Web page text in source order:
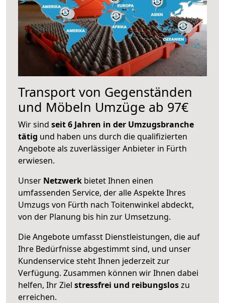
Transport von Gegenständen
und Möbeln Umzüge ab 97€
Wir sind seit 6 Jahren in der Umzugsbranche
tätig und haben uns durch die qualifizierten
Angebote als zuverlässiger Anbieter in Fürth
erwiesen.
Unser Netzwerk bietet Ihnen einen
umfassenden Service, der alle Aspekte Ihres
Umzugs von Fürth nach Toitenwinkel abdeckt,
von der Planung bis hin zur Umsetzung.
Die Angebote umfasst Dienstleistungen, die auf
Ihre Bedürfnisse abgestimmt sind, und unser
Kundenservice steht Ihnen jederzeit zur
Verfügung. Zusammen können wir Ihnen dabei
helfen, Ihr Ziel stressfrei und reibungsloszu
erreichen.